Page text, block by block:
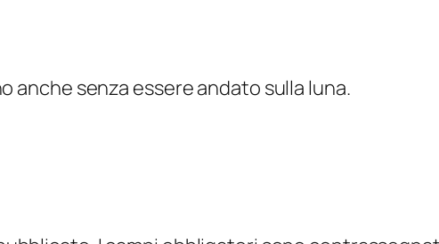
anche senza essere andato sulla luna.